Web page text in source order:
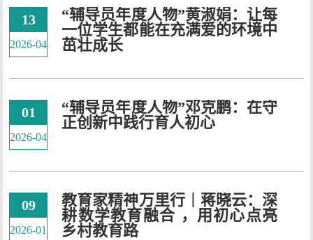
13
2026-04
“辅导员年度人物”黄淑娟：让每
一位学生都能在充满爱的环境中
茁壮成长
01
2026-04
“辅导员年度人物”邓克鹏：在守
正创新中践行育人初心
09
2026-01
教育家精神万里行｜蒋晓云：深
耕数学教育融合 ，用初心点亮
乡村教育路